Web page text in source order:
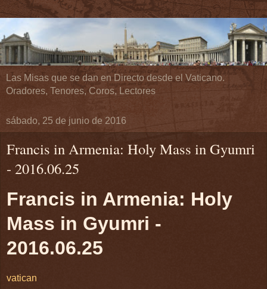
Las Misas que se dan en Directo desde el Vaticano.
Oradores, Tenores, Coros, Lectores
sábado, 25 de junio de 2016
Francis in Armenia: Holy Mass in Gyumri
- 2016.06.25
Francis in Armenia: Holy
Mass in Gyumri -
2016.06.25
vatican